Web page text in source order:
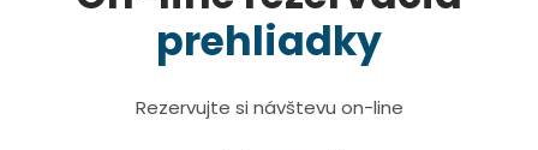
prehliadky
Rezervujte si návštevu on-line